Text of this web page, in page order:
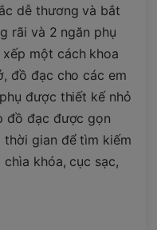
dễ thương và bắt
rãi và 2 ngăn phụ
một cách khoa
đồ đạc cho các em
được thiết kế nhỏ
đồ đạc được gọn
thời gian để tìm kiếm
khóa, cục sạc,